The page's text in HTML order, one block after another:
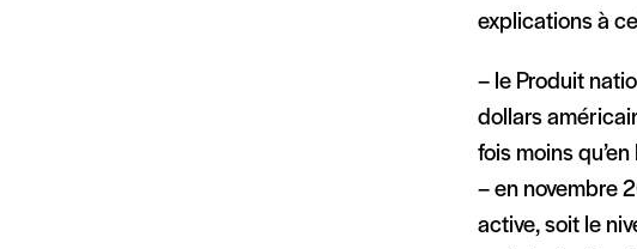
explications à
– le Produit
dollars
fois moins qu’en
– en novembre
active, soit le